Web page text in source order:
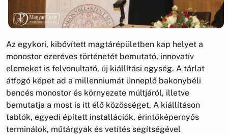
Az egykori, kibővített magtárépületben kap helyet a
monostor ezeréves történetét bemutató, innovatív
elemeket is felvonultató, új kiállítási egység. A tárlat
átfogó képet ad a millenniumát ünneplő bakonybéli
bencés monostor és környezete múltjáról, illetve
bemutatja a most is itt élő közösséget. A kiállításon
tablók, egyedi épített installációk, érintőképernyős
terminálok, műtárgyak és vetítés segítségével